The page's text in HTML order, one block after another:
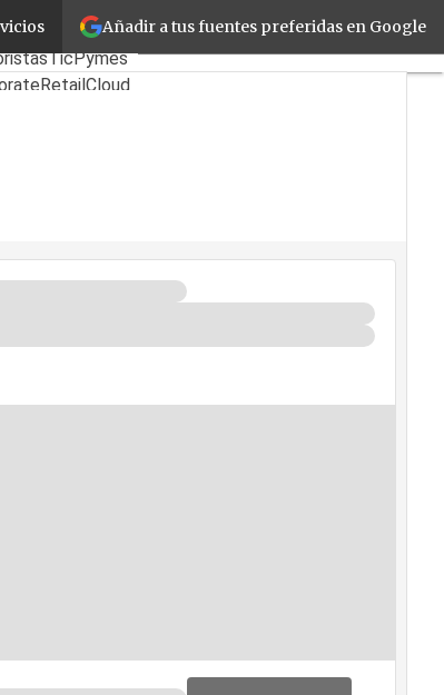
Añadir a tus fuentes preferidas en Google
TicPymes
RetailCloud